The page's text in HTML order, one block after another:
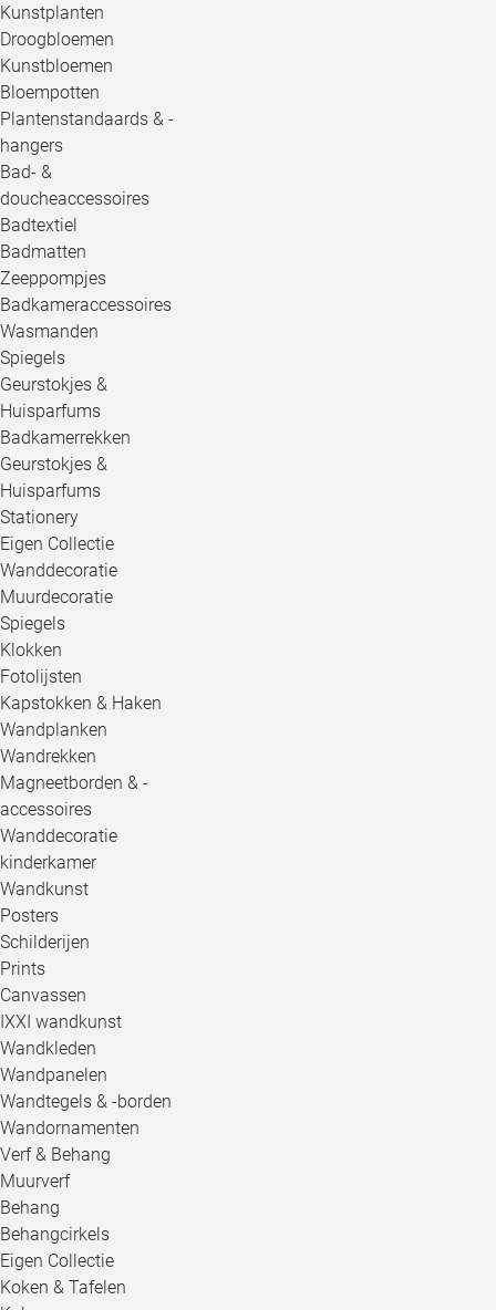
Kunstplanten
Droogbloemen
Kunstbloemen
Bloempotten
Plantenstandaards & -
hangers
Bad- &
doucheaccessoires
Badtextiel
Badmatten
Zeeppompjes
Badkameraccessoires
Wasmanden
Spiegels
Geurstokjes &
Huisparfums
Badkamerrekken
Geurstokjes &
Huisparfums
Stationery
Eigen Collectie
Wanddecoratie
Muurdecoratie
Spiegels
Klokken
Fotolijsten
Kapstokken & Haken
Wandplanken
Wandrekken
Magneetborden & -
accessoires
Wanddecoratie
kinderkamer
Wandkunst
Posters
Schilderijen
Prints
Canvassen
IXXI wandkunst
Wandkleden
Wandpanelen
Wandtegels & -borden
Wandornamenten
Verf & Behang
Muurverf
Behang
Behangcirkels
Eigen Collectie
Koken & Tafelen